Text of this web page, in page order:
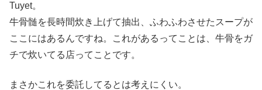
Tuyet。
牛骨髄を長時間炊き上げて抽出、ふわふわさせたスープが
ここにはあるんですね。これがあるってことは、牛骨をガ
チで炊いてる店ってことです。
まさかこれを委託してるとは考えにくい。